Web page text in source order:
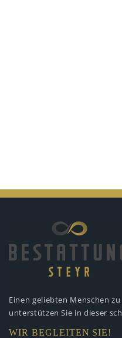
Einen geliebten Menschen
unterstützen Sie in dieser
WIR BEGLEITEN SIE!